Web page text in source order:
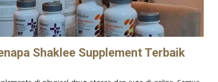
Shaklee Supplement Terbaik